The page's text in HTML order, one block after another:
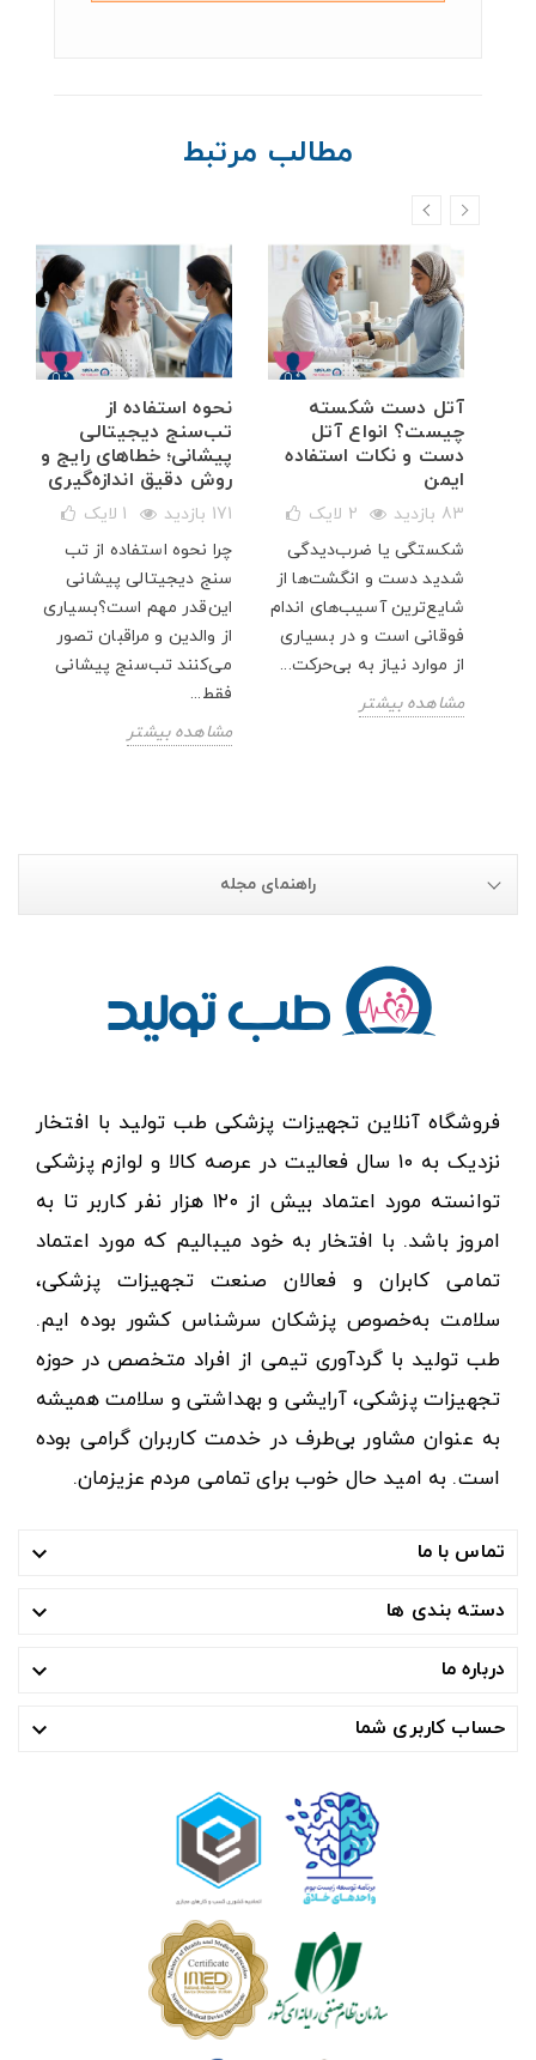
مطالب مرتبط
نحوه استفاده از
تب‌سنج دیجیتالی
پیشانی؛ خطاهای رایج و
روش دقیق اندازه‌گیری
171 بازدید 1 لایک
چرا نحوه استفاده از تب
سنج دیجیتالی پیشانی
این‌قدر مهم است؟بسیاری
از والدین و مراقبان تصور
می‌کنند تب‌سنج پیشانی
فقط...
مشاهده بیشتر
آتل دست شکسته
چیست؟ انواع آتل
دست و نکات استفاده
ایمن
83 بازدید 2 لایک
شکستگی یا ضرب‌دیدگی
شدید دست و انگشت‌ها از
شایع‌ترین آسیب‌های اندام
فوقانی است و در بسیاری
از موارد نیاز به بی‌حرکت...
مشاهده بیشتر
راهنمای مجله
فروشگاه آنلاین تجهیزات پزشکی طب تولید با افتخار
نزدیک به ۱۰ سال فعالیت در عرصه کالا و لوازم پزشکی
توانسته مورد اعتماد بیش از ۱۲۰ هزار نفر کاربر تا به
امروز باشد. با افتخار به خود میبالیم که مورد اعتماد
تمامی کابران و فعالان صنعت تجهیزات پزشکی،
سلامت به‌خصوص پزشکان سرشناس کشور بوده ایم.
طب تولید با گردآوری تیمی از افراد متخصص در حوزه
تجهیزات پزشکی، آرایشی و بهداشتی و سلامت همیشه
به عنوان مشاور بی‌طرف در خدمت کاربران گرامی بوده
است. به امید حال خوب برای تمامی مردم عزیزمان.
تماس با ما 
دسته بندی ها 
درباره ما 
حساب کاربری شما 